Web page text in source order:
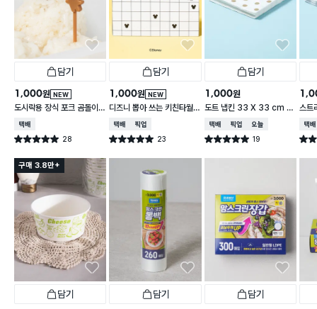
담기
NEW
1,000원
도시락용 장식 포크 곰돌이 1
0개입
택배배송
별점 5.0점 28
건 작성
담기
NEW
1,000원
디즈니 뽑아 쓰는 키친타월
2겹 150매입 체크
택배배송매장픽업
별점 5.0점 23
건 작성
담기
1,000원
도트 냅킨 33 X 33 cm 1
5매입
택배배송매장픽업오늘배송
별점 5.0점 19
건 작성
스트
cm
택배
별점
구매 3.8만+
담기 담기 담기